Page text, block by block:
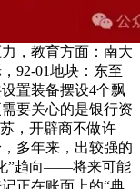
，教育方面：南大
92-01地块：东至
置装备摆设4个飘
要关心的是银行资
，开辟商不做许
多年来，出较强的
”趋向——将来可能
正在账面上的“典